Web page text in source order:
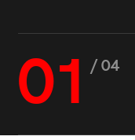
01 / 04